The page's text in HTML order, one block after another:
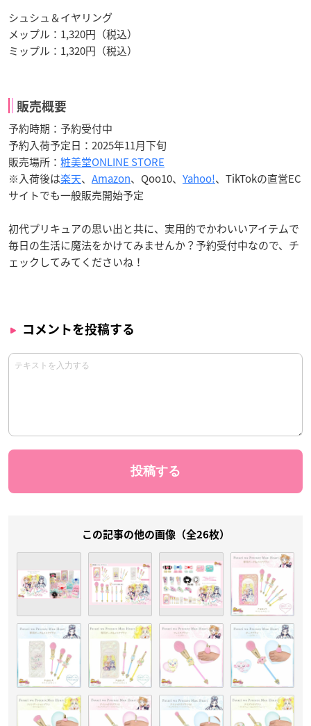
シュシュ＆イヤリング
メップル：1,320円（税込）
ミップル：1,320円（税込）
販売概要
予約時期：予約受付中
予約入荷予定日：2025年11月下旬
販売場所： 粧美堂ONLINE STORE
※入荷後は楽天、 Amazon、Qoo10、 Yahoo!、TikTokの直営EC
サイトでも一般販売開始予定
初代プリキュアの思い出と共に、実用的でかわいいアイテムで
毎日の生活に魔法をかけてみませんか？予約受付中なので、チ
ェックしてみてくださいね！
コメントを投稿する
この記事の他の画像（全26枚）